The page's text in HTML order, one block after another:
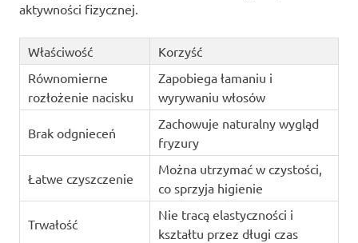
aktywności fizycznej.
Właściwość
Korzyść
Równomierne
rozłożenie nacisku
Zapobiega łamaniu i
wyrywaniu włosów
Brak odgnieceń
Zachowuje naturalny wygląd
fryzury
Łatwe czyszczenie
Można utrzymać w czystości,
co sprzyja higienie
Trwałość
Nie tracą elastyczności i
kształtu przez długi czas